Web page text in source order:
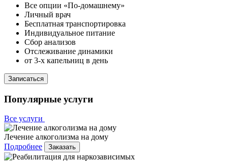
Все опции «По-домашнему»
Личный врач
Бесплатная транспортировка
Индивидуальное питание
Сбор анализов
Отслеживание динамики
от 3-х капельниц в день
Записаться
Популярные услуги
Все услуги
Лечение алкоголизма на дому
Подробнее
Заказать